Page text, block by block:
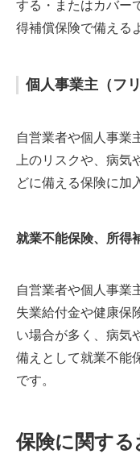
する・またはカバー
得補償保険で備える
個人事業主（フ
自営業者や個人事業
上のリスクや、病
どに備える保険に加
就業不能保険、所得
自営業者や個人事業
失業給付金や健康保
い場合が多く、病気
備えとして就業不能
です。
保険に関す